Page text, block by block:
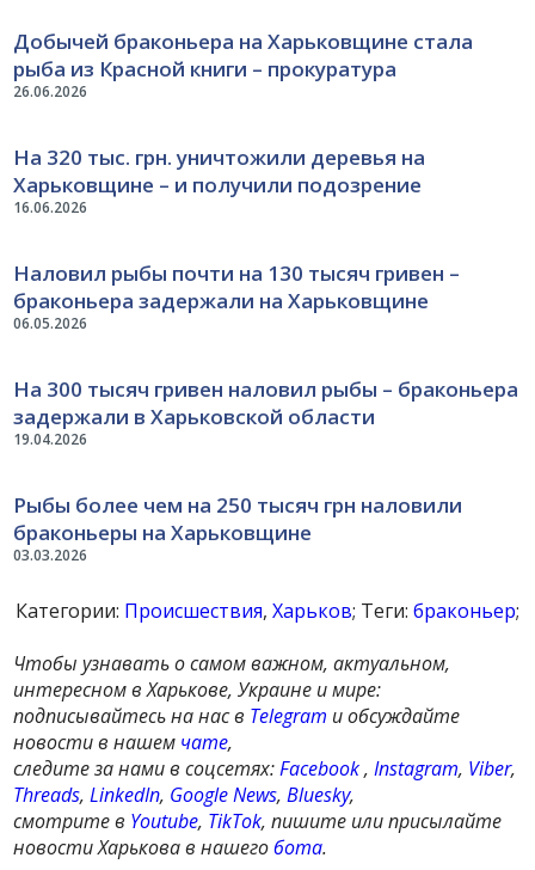
26.06.2026
Добычей браконьера на Харьковщине стала
рыба из Красной книги – прокуратура
16.06.2026
На 320 тыс. грн. уничтожили деревья на
Харьковщине – и получили подозрение
06.05.2026
Наловил рыбы почти на 130 тысяч гривен –
браконьера задержали на Харьковщине
19.04.2026
На 300 тысяч гривен наловил рыбы – браконьера
задержали в Харьковской области
03.03.2026
Рыбы более чем на 250 тысяч грн наловили
браконьеры на Харьковщине
Категории: Происшествия, Харьков; Теги: браконьер;
Чтобы узнавать о самом важном, актуальном,
интересном в Харькове, Украине и мире:
подписывайтесь на нас в Telegram и обсуждайте
новости в нашем чате,
следите за нами в соцсетях:Facebook,Instagram, Viber,
Threads,LinkedIn, Google News,Bluesky,
смотрите в Youtube, TikTok, пишите или присылайте
новости Харькова в нашегобота.